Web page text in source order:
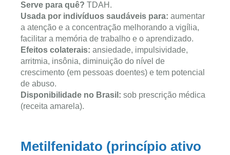
Serve para quê? TDAH.
Usada por indivíduos saudáveis para: aumentar
a atenção e a concentração melhorando a vigília,
facilitar a memória de trabalho e o aprendizado.
Efeitos colaterais: ansiedade, impulsividade,
arritmia, insônia, diminuição do nível de
crescimento (em pessoas doentes) e tem potencial
de abuso.
Disponibilidade no Brasil: sob prescrição médica
(receita amarela).
Metilfenidato (princípio ativo